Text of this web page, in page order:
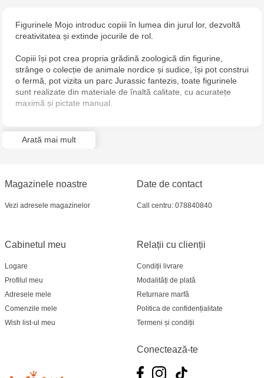
Jucarenia Ciocana - bd.Mircea cel Bătrân, 39
Multistore Telecentru - str. N. Testemițanu
Figurinele Mojo introduc copiii în lumea din jurul lor, dezvoltă
creativitatea și extinde jocurile de rol.
Copiii își pot crea propria grădină zoologică din figurine,
strânge o colecție de animale nordice și sudice, își pot construi
o fermă, pot vizita un parc Jurassic fantezis, toate figurinele
sunt realizate din materiale de înaltă calitate, cu acuratețe
maximă și pictate manual.
Arată mai mult
Magazinele noastre
Vezi adresele magazinelor
Relații cu clienții
Condiții livrare
Modalități de plată
Returnare marfă
Politica de confidențialitate
Termeni și condiții
Cabinetul meu
Logare
Profilul meu
Adresele mele
Comenzile mele
Wish list-ul meu
Date de contact
Call centru: 078840840
Conectează-te